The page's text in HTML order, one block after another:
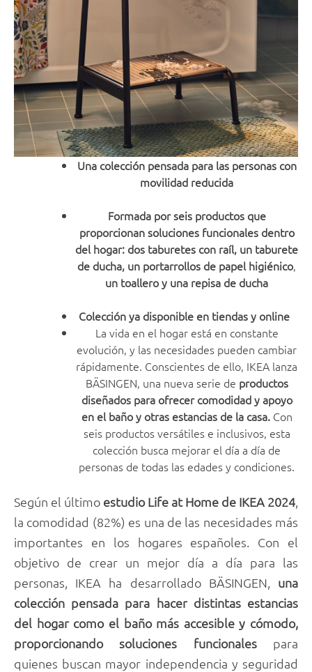
Una colección pensada para las personas con
movilidad reducida
Formada por seis productos que
proporcionan soluciones funcionales dentro
del hogar: dos taburetes con raíl, un taburete
de ducha, un portarrollos de papel higiénico,
un toallero y una repisa de ducha
Colección ya disponible en tiendas y online
La vida en el hogar está en constante
evolución, y las necesidades pueden cambiar
rápidamente. Conscientes de ello, IKEA lanza
BÄSINGEN, una nueva serie de productos
diseñados para ofrecer comodidad y apoyo
en el baño y otras estancias de la casa.Con
seis productos versátiles e inclusivos, esta
colección busca mejorar el día a día de
personas de todas las edades y condiciones.
Según el último estudio Life at Home de IKEA 2024,
la comodidad (82%) es una de las necesidades más
importantes en los hogares españoles. Con el
objetivo de crear un mejor día a día para las
personas, IKEA ha desarrollado BÄSINGEN, una
colección pensada para hacer distintas estancias
del hogar como el baño más accesible y cómodo,
proporcionando soluciones funcionalespara
quienes buscan mayor independencia y seguridad